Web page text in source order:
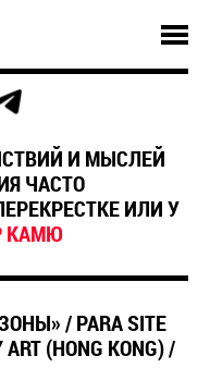
И МЫСЛЕЙ
ЧАСТО
ИЛИ У
КАМЮ
/ PARA SITE
ART (HONG KONG) /